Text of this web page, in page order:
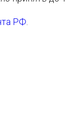
РФ